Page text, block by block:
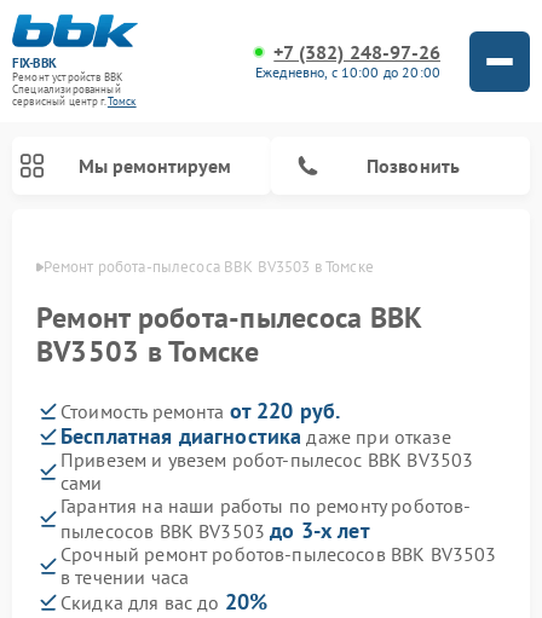
FIX-BBK
Ремонт устройств BBK
Специализированный
cервисный центр г.Томск
+7 (382) 248-97-26
Ежедневно, с 10:00 до 20:00
Мы ремонтируем Позвонить
Ремонт робота-пылесоса BBK BV3503 в Томске
Ремонт робота-пылесоса BBK
BV3503 в Томске
Стоимость ремонта от 220 руб.
Бесплатная диагностика даже при отказе
Привезем и увезем робот-пылесос BBK BV3503
сами
Гарантия на наши работы по ремонту роботов-
пылесосов BBK BV3503до 3-х лет
Срочный ремонт роботов-пылесосов BBK BV3503
в течении часа
Скидка для вас до 20%